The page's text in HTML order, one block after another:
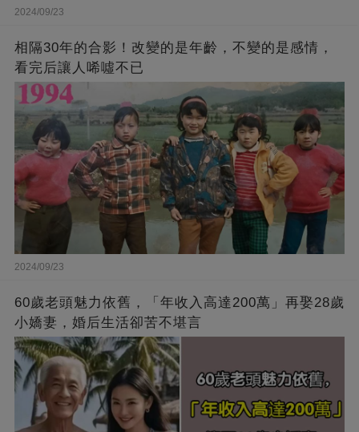
2024/09/23
相隔30年的合影！改變的是年齡，不變的是感情，
看完后讓人唏噓不已
2024/09/23
60歲老頭魅力依舊，「年收入高達200萬」再娶28歲
小嬌妻，婚后生活卻苦不堪言